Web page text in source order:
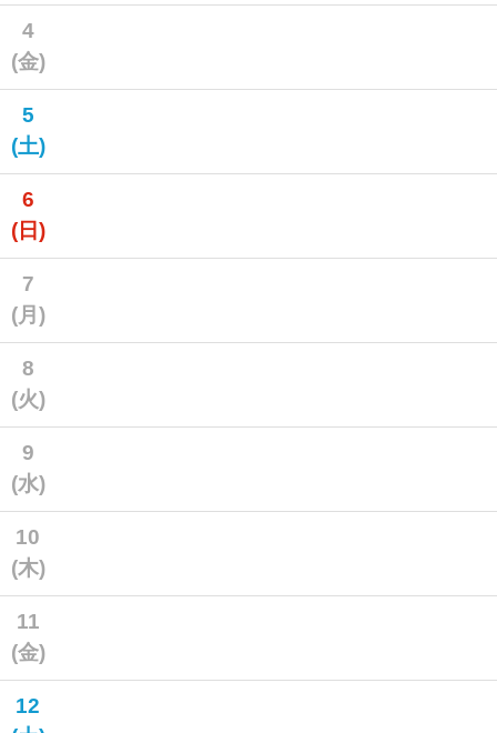
4
(金)
5
(土)
6
(日)
7
(月)
8
(火)
9
(水)
10
(木)
11
(金)
12